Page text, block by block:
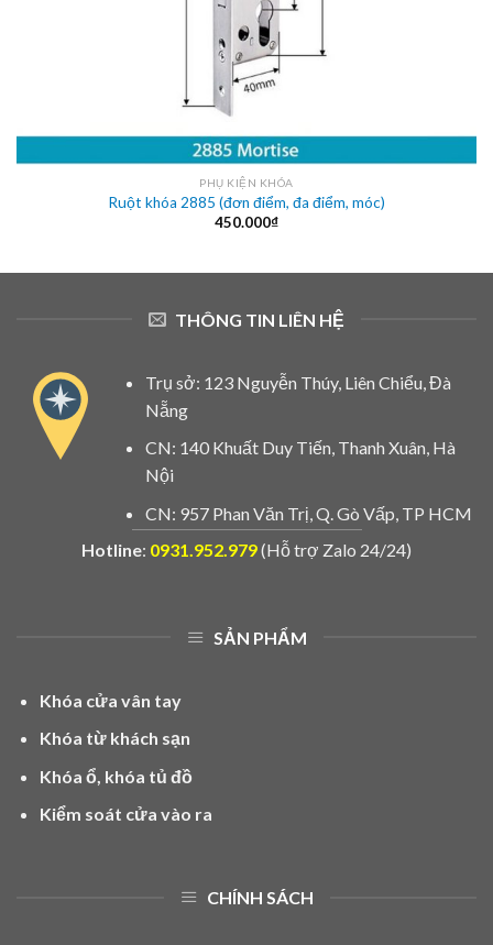
PHỤ KIỆN KHÓA
Ruột khóa 2885 (đơn điểm, đa điểm, móc)
450.000₫
THÔNG TIN LIÊN HỆ
Trụ sở: 123 Nguyễn Thúy, Liên Chiểu, Đà
Nẵng
CN: 140 Khuất Duy Tiến, Thanh Xuân, Hà
Nội
CN: 957 Phan Văn Trị, Q. Gò Vấp, TP HCM
Hotline: 0931.952.979(Hỗ trợ Zalo 24/24)
SẢN PHẨM
Khóa cửa vân tay
Khóa từ khách sạn
Khóa ổ, khóa tủ đồ
Kiểm soát cửa vào ra
CHÍNH SÁCH